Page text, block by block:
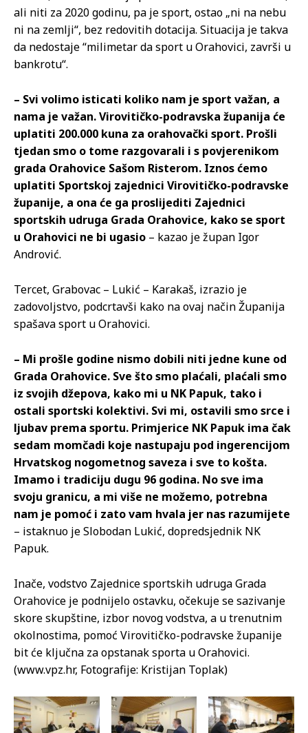
ali niti za 2020 godinu, pa je sport, ostao „ni na nebu
ni na zemlji“, bez redovitih dotacija. Situacija je takva
da nedostaje “milimetar da sport u Orahovici, završi u
bankrotu“.
– Svi volimo isticati koliko nam je sport važan, a
nama je važan. Virovitičko-podravska županija će
uplatiti 200.000 kuna za orahovački sport. Prošli
tjedan smo o tome razgovarali i s povjerenikom
grada Orahovice Sašom Risterom. Iznos ćemo
uplatiti Sportskoj zajednici Virovitičko-podravske
županije, a ona će ga proslijediti Zajednici
sportskih udruga Grada Orahovice, kako se sport
u Orahovici ne bi ugasio – kazao je župan Igor
Andrović.
Tercet, Grabovac – Lukić – Karakaš, izrazio je
zadovoljstvo, podcrtavši kako na ovaj način Županija
spašava sport u Orahovici.
– Mi prošle godine nismo dobili niti jedne kune od
Grada Orahovice. Sve što smo plaćali, plaćali smo
iz svojih džepova, kako mi u NK Papuk, tako i
ostali sportski kolektivi. Svi mi, ostavili smo srce i
ljubav prema sportu. Primjerice NK Papuk ima čak
sedam momčadi koje nastupaju pod ingerencijom
Hrvatskog nogometnog saveza i sve to košta.
Imamo i tradiciju dugu 96 godina. No sve ima
svoju granicu, a mi više ne možemo, potrebna
nam je pomoć i zato vam hvala jer nas razumijete
– istaknuo je Slobodan Lukić, dopredsjednik NK
Papuk.
Inače, vodstvo Zajednice sportskih udruga Grada
Orahovice je podnijelo ostavku, očekuje se sazivanje
skore skupštine, izbor novog vodstva, a u trenutnim
okolnostima, pomoć Virovitičko-podravske županije
bit će ključna za opstanak sporta u Orahovici.
(www.vpz.hr, Fotografije: Kristijan Toplak)